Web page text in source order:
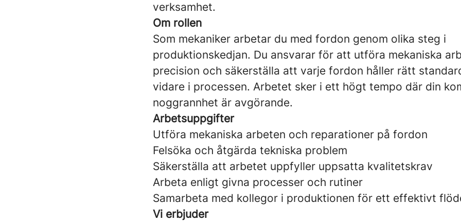
verksamhet.
Om rollen
Som mekaniker arbetar du med fordon genom olika steg i
produktionskedjan. Du ansvarar för att utföra mekaniska
precision och säkerställa att varje fordon håller rätt
vidare i processen. Arbetet sker i ett högt tempo där din
noggrannhet är avgörande.
Arbetsuppgifter
Utföra mekaniska arbeten och reparationer på fordon
Felsöka och åtgärda tekniska problem
Säkerställa att arbetet uppfyller uppsatta kvalitetskrav
Arbeta enligt givna processer och rutiner
Samarbeta med kollegor i produktionen för ett effektivt
Vi erbjuder